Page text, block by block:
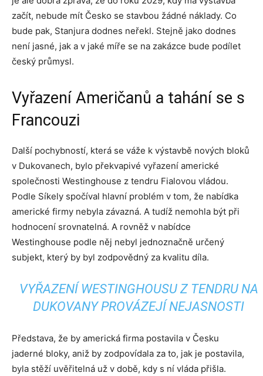
začít, nebude mít Česko se stavbou žádné náklady. Co
bude pak, Stanjura dodnes neřekl. Stejně jako dodnes
není jasné, jak a v jaké míře se na zakázce bude podílet
český průmysl.
Vyřazení Američanů a tahání se s
Francouzi
Další pochybností, která se váže k výstavbě nových bloků
v Dukovanech, bylo překvapivé vyřazení americké
společnosti Westinghouse z tendru Fialovou vládou.
Podle Síkely spočíval hlavní problém v tom, že nabídka
americké firmy nebyla závazná. A tudíž nemohla být při
hodnocení srovnatelná. A rovněž v nabídce
Westinghouse podle něj nebyl jednoznačně určený
subjekt, který by byl zodpovědný za kvalitu díla.
VYŘAZENÍ WESTINGHOUSU Z TENDRU NA
DUKOVANY PROVÁZEJÍ NEJASNOSTI
Představa, že by americká firma postavila v Česku
jaderné bloky, aniž by zodpovídala za to, jak je postavila,
byla stěží uvěřitelná už v době, kdy s ní vláda přišla.